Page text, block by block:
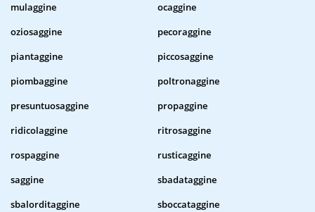
mulaggine
ocaggine
oziosaggine
pecoraggine
piantaggine
piccosaggine
piombaggine
poltronaggine
presuntuosaggine
propaggine
ridicolaggine
ritrosaggine
rospaggine
rusticaggine
saggine
sbadataggine
sbalorditaggine
sboccataggine